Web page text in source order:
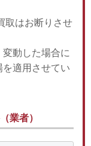
取はお断りさせ
変動した場合に
適用させてい
業者）